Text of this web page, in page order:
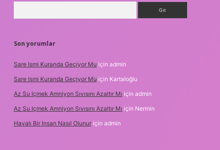
Son yorumlar
Sare Ismi Kuranda Geçiyor Mu için admin
Sare Ismi Kuranda Geçiyor Mu için Kartaloğlu
Az Su Içmek Amniyon Sıvısını Azaltır Mı için admin
Az Su Içmek Amniyon Sıvısını Azaltır Mı için Nermin
Havalı Bir Insan Nasıl Olunur için admin